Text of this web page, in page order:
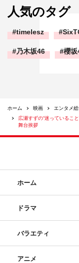
人気のタグ
timelesz
乃木坂46 櫻坂
ホーム 映画
エンタメ
広瀬すずの“迷っているこ
舞台挨拶
ホーム
ドラマ
バラエティ
アニメ